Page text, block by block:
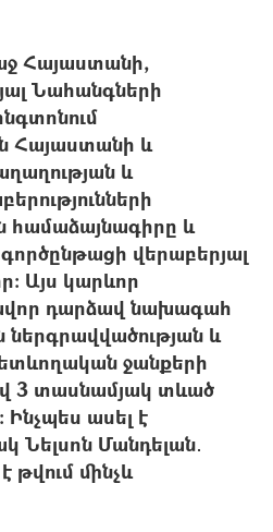
Հայաստանի,
Նահանգների
Հայաստանի և
և
և
վերաբերյալ
Այս կարևոր
դարձավ նախագահ
և
ջանքերի
3 տասնամյակ տևած
ասել է
Նելսոն Մանդելան․
թվում մինչև